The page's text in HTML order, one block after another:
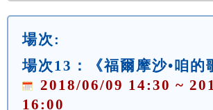
場次:
場次13：《福爾摩沙•咱的
2018/06/09 14:30 ~
16:00